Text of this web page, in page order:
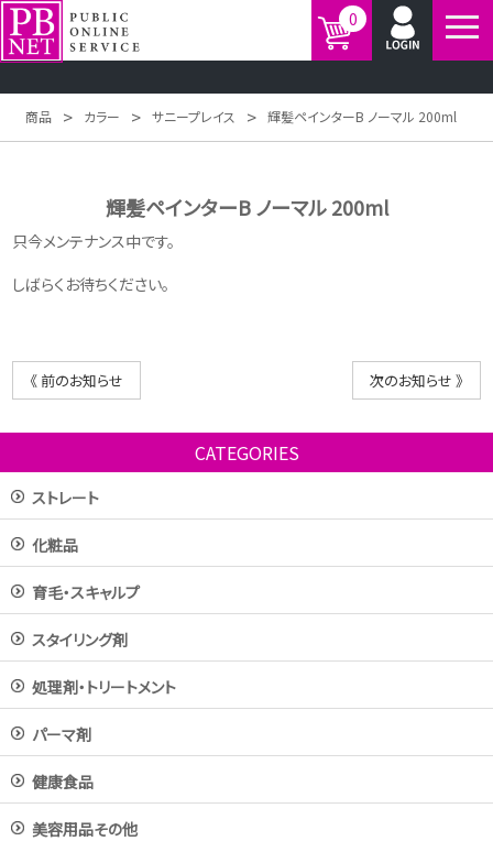
0
商品 > カラー > サニープレイス > 輝髪ペインターB ノーマル 200ml
輝髪ペインターB ノーマル 200ml
只今メンテナンス中です。
しばらくお待ちください。
《 前のお知らせ 次のお知らせ 》
CATEGORIES
ストレート
化粧品
育毛・スキャルプ
スタイリング剤
処理剤・トリートメント
パーマ剤
健康食品
美容用品その他